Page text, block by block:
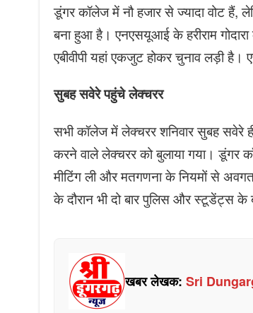
डूंगर कॉलेज में नौ हजार से ज्यादा वोट हैं,
बना हुआ है। एनएसयूआई के हरीराम गोदारा
एबीवीपी यहां एकजुट होकर चुनाव लड़ी
सुबह सवेरे पहुंचे लेक्चरर
सभी कॉलेज में लेक्चरर शनिवार सुबह
करने वाले लेक्चरर को बुलाया गया। डूंगर
मीटिंग ली और मतगणना के नियमों से अवगत
के दौरान भी दो बार पुलिस और स्टूडेंट्स के
खबर लेखक: Sri